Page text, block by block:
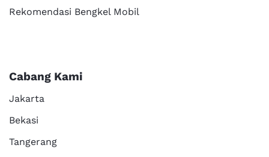
Rekomendasi Bengkel Mobil
Cabang Kami
Jakarta
Bekasi
Tangerang